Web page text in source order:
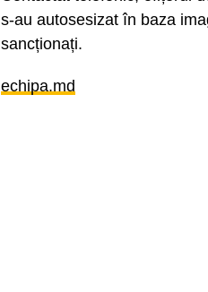
s-au autosesizat în baza
sancționați.
echipa.md